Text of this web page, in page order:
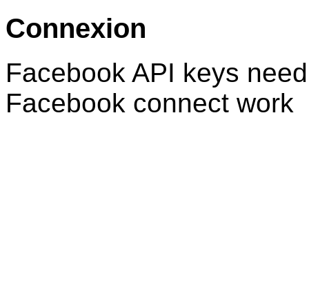
Connexion
Facebook API keys
Facebook connect work